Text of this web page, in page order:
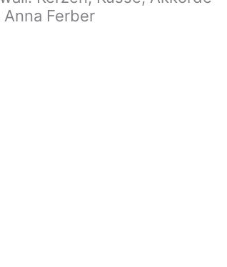
Anna Ferber